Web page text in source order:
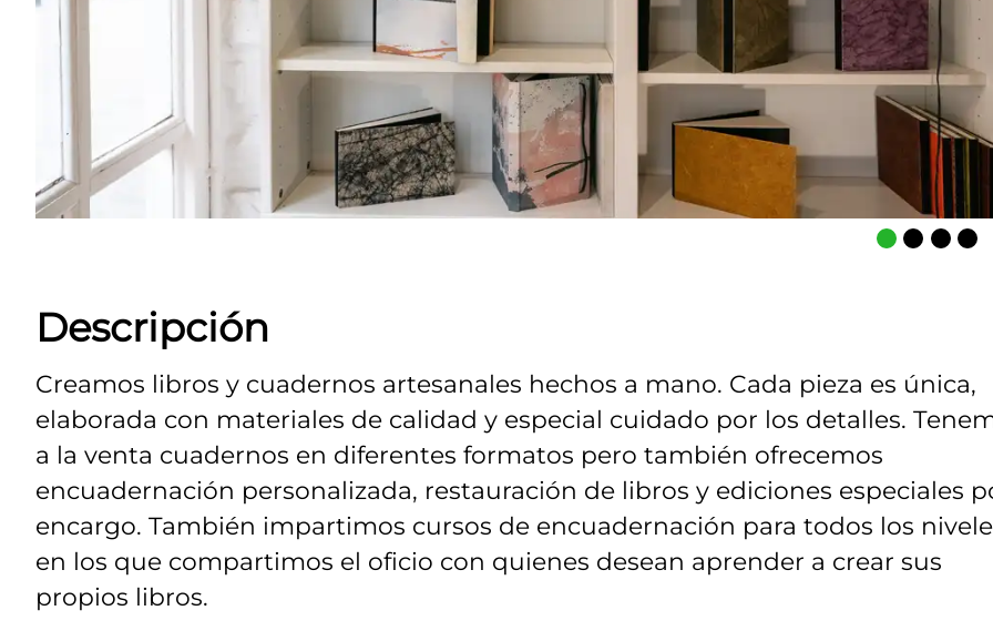
Descripción
Creamos libros y cuadernos artesanales hechos a mano. Cada pieza es única,
elaborada con materiales de calidad y especial cuidado por los detalles.
a la venta cuadernos en diferentes formatos pero también ofrecemos
encuadernación personalizada, restauración de libros y ediciones especiales
encargo. También impartimos cursos de encuadernación para todos los
en los que compartimos el oficio con quienes desean aprender a crear sus
propios libros.